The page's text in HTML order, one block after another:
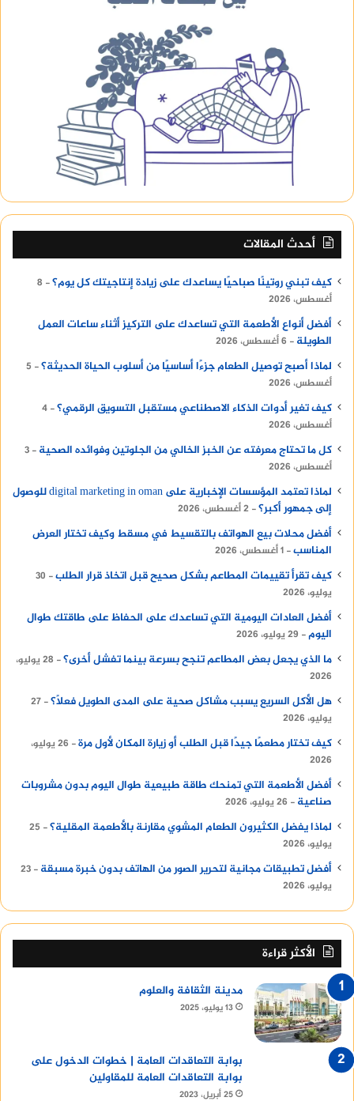
أحدث المقالات
كيف تبني روتينًا صباحيًا يساعدك على زيادة إنتاجيتك كل يوم؟
8
أغسطس، 2026
أفضل أنواع الأطعمة التي تساعدك على التركيز أثناء ساعات العمل
الطويلة
6 أغسطس، 2026
لماذا أصبح توصيل الطعام جزءًا أساسيًا من أسلوب الحياة الحديثة؟
5
أغسطس، 2026
كيف تغير أدوات الذكاء الاصطناعي مستقبل التسويق الرقمي؟ 4
أغسطس، 2026
كل ما تحتاج معرفته عن الخبز الخالي من الجلوتين وفوائده الصحية
3
أغسطس، 2026
لماذا تعتمد المؤسسات الإخبارية على digital marketing in oman للوصول
إلى جمهور أكبر؟ 2 أغسطس، 2026
أفضل محلات بيع الهواتف بالتقسيط في مسقط وكيف تختار العرض
المناسب 1 أغسطس، 2026
كيف تقرأ تقييمات المطاعم بشكل صحيح قبل اتخاذ قرار الطلب
30
يوليو، 2026
أفضل العادات اليومية التي تساعدك على الحفاظ على طاقتك طوال
اليوم
29 يوليو، 2026
ما الذي يجعل بعض المطاعم تنجح بسرعة بينما تفشل أخرى؟
28 يوليو،
2026
هل الأكل السريع يسبب مشاكل صحية على المدى الطويل فعلًا؟ 27
يوليو، 2026
كيف تختار مطعمًا جيدًا قبل الطلب أو زيارة المكان لأول مرة
26 يوليو،
2026
أفضل الأطعمة التي تمنحك طاقة طبيعية طوال اليوم بدون مشروبات
صناعية
26 يوليو، 2026
لماذا يفضل الكثيرون الطعام المشوي مقارنة بالأطعمة المقلية؟
25
يوليو، 2026
أفضل تطبيقات مجانية لتحرير الصور من الهاتف بدون خبرة مسبقة
23
يوليو، 2026
الأكثر قراءة
مدينة الثقافة والعلوم
13 يوليو، 2025
بوابة التعاقدات العامة | خطوات الدخول على
بوابة التعاقدات العامة للمقاولين
25 أبريل، 2023